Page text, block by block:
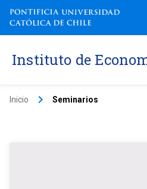
Instituto de
Inicio keyboard_arrow_right Seminarios